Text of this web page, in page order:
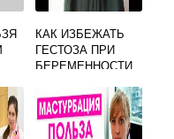
КАК ИЗБЕЖАТЬ
ГЕСТОЗА ПРИ
БЕРЕМЕННОСТИ